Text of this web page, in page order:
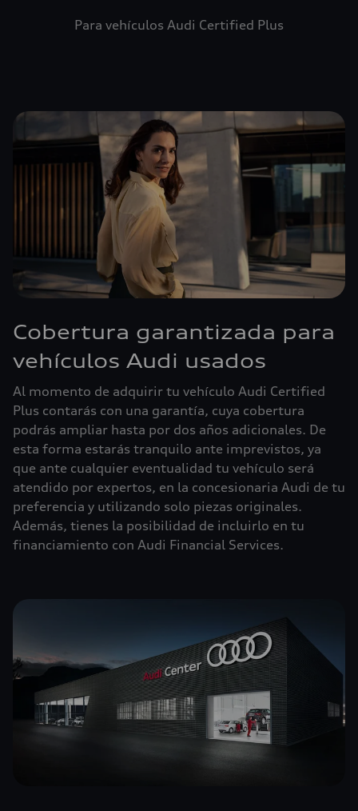
Para vehículos Audi Certified Plus
Cobertura garantizada para
vehículos Audi usados
Al momento de adquirir tu vehículo Audi Certified
Plus contarás con una garantía, cuya cobertura
podrás ampliar hasta por dos años adicionales. De
esta forma estarás tranquilo ante imprevistos, ya
que ante cualquier eventualidad tu vehículo será
atendido por expertos, en la concesionaria Audi de tu
preferencia y utilizando solo piezas originales.
Además, tienes la posibilidad de incluirlo en tu
financiamiento con Audi Financial Services.